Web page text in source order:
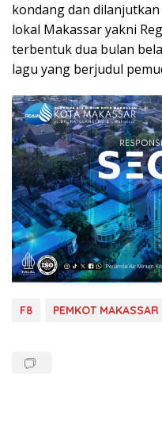
kondang dan
lokal Makassar yakni
terbentuk dua bulan
lagu yang berjudul
F8 PEMKOT MAKASSAR